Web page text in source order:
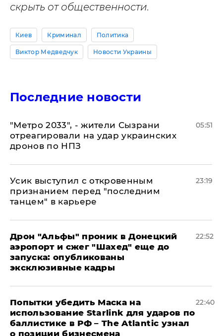
скрыть от общественности.
Киев Криминал Политика
Виктор Медведчук Новости Украины
Последние новости
"Метро 2033", - жители Сызрани
отреагировали на удар украинских
дронов по НПЗ
05:51
Усик выступил с откровенным
признанием перед "последним
танцем" в карьере
23:19
Дрон "Альфы" проник в Донецкий
аэропорт и сжег "Шахед" еще до
запуска: опубликованы
эксклюзивные кадры
22:52
Попытки убедить Маска на
использование Starlink для ударов по
баллистике в РФ – The Atlantic узнал
о позиции бизнесмена
22:40